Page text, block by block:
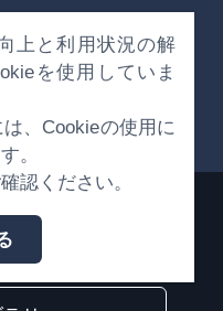
者の皆様へ
上と利用状況の解
を使用していま
、Cookieの使用に
。
認ください。